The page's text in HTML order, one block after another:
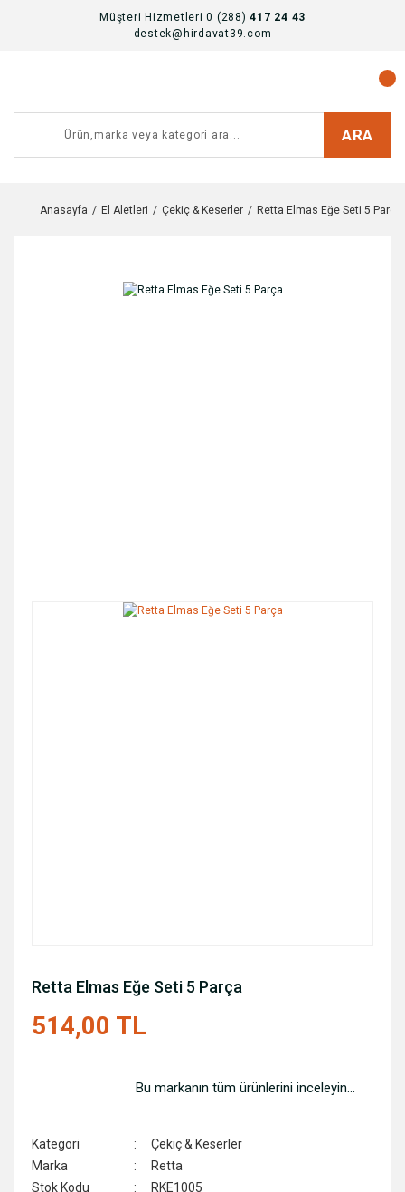
Müşteri Hizmetleri 0 (288)417 24 43
destek@hirdavat39.com
ARA
Anasayfa El Aletleri Çekiç & Keserler Retta Elmas Eğe Seti 5 Parça
Retta Elmas Eğe Seti 5 Parça
514,00 TL
Bu markanın tüm ürünlerini inceleyin...
Kategori
Çekiç & Keserler
Marka
Retta
Stok Kodu
RKE1005